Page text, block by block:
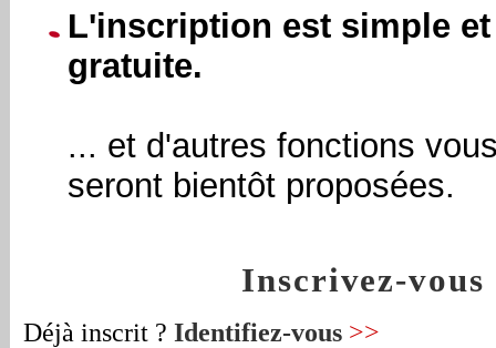
L'inscription est simple et
gratuite.
... et d'autres fonctions
seront bientôt proposées.
Inscrivez-vous
Déjà inscrit ? Identifiez-vous >>